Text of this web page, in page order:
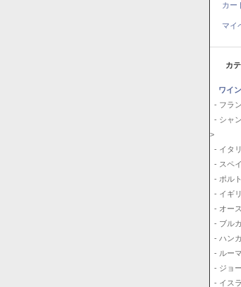
カー
マイ
カテ
ワイン
- フラ
- シャ
>
- イタ
- スペ
- ポル
- イギ
- オー
- ブル
- ハン
- ルー
- ジョ
- イス